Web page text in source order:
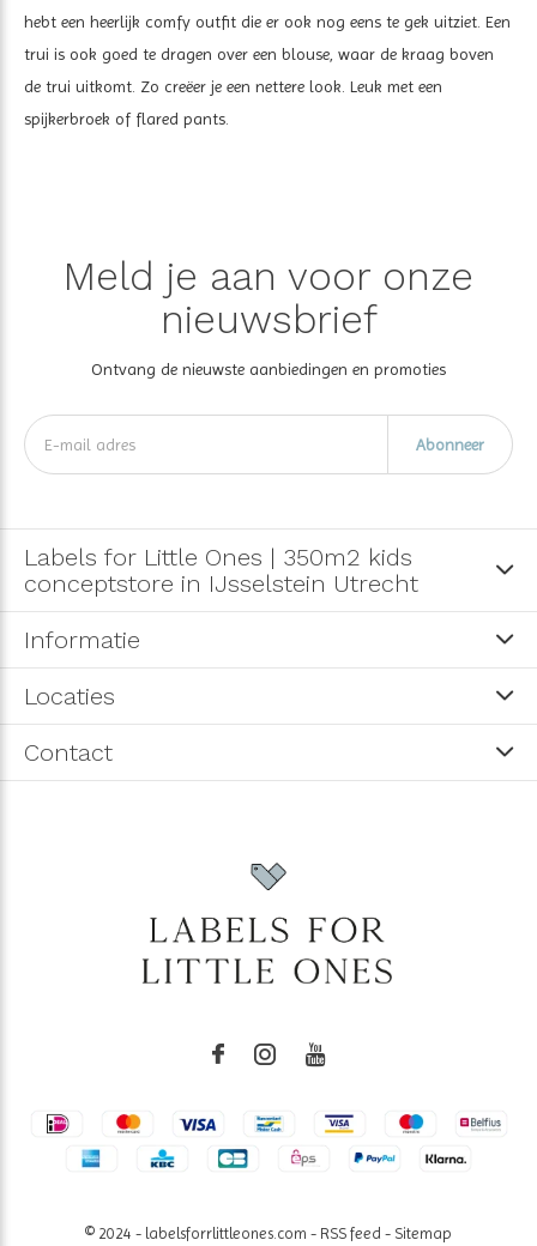
hebt een heerlijk comfy outfit die er ook nog eens te gek uitziet. Een
trui is ook goed te dragen over een blouse, waar de kraag boven
de trui uitkomt. Zo creëer je een nettere look. Leuk met een
spijkerbroek of flared pants.
Meld je aan voor onze
nieuwsbrief
Ontvang de nieuwste aanbiedingen en promoties
Abonneer
Labels for Little Ones | 350m2 kids
conceptstore in IJsselstein Utrecht
Informatie
Locaties
Contact
© 2024 - labelsforrlittleones.com - RSS feed - Sitemap